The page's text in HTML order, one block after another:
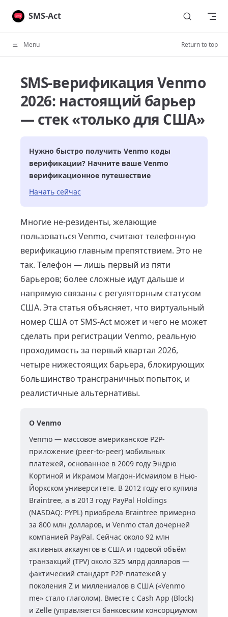
Skip to content
SMS-Act
Menu Return to top
SMS-верификация Venmo
2026: настоящий барьер
— стек «только для США»
Нужно быстро получить Venmo коды
верификации? Начните ваше Venmo
верификационное путешествие
Начать сейчас
Многие не-резиденты, желающие
пользоваться Venmo, считают телефонную
верификацию главным препятствием. Это не
так. Телефон — лишь первый из пяти
барьеров; более сложные идут дальше и
напрямую связаны с регуляторным статусом
США. Эта статья объясняет, что виртуальный
номер США от SMS-Act может и чего не может
сделать при регистрации Venmo, реальную
проходимость за первый квартал 2026,
четыре нижестоящих барьера, блокирующих
большинство трансграничных попыток, и
реалистичные альтернативы.
О Venmo
Venmo — массовое американское P2P-
приложение (peer-to-peer) мобильных
платежей, основанное в 2009 году Эндрю
Кортиной и Икрамом Магдон-Исмаилом в Нью-
Йоркском университете. В 2012 году его купила
Braintree, а в 2013 году PayPal Holdings
(NASDAQ: PYPL) приобрела Braintree примерно
за 800 млн долларов, и Venmo стал дочерней
компанией PayPal. Сейчас около 92 млн
активных аккаунтов в США и годовой объём
транзакций (TPV) около 325 млрд долларов —
фактический стандарт P2P-платежей у
поколения Z и миллениалов в США («Venmo
me» стало глаголом). Вместе с Cash App (Block)
и Zelle (управляется банковским консорциумом